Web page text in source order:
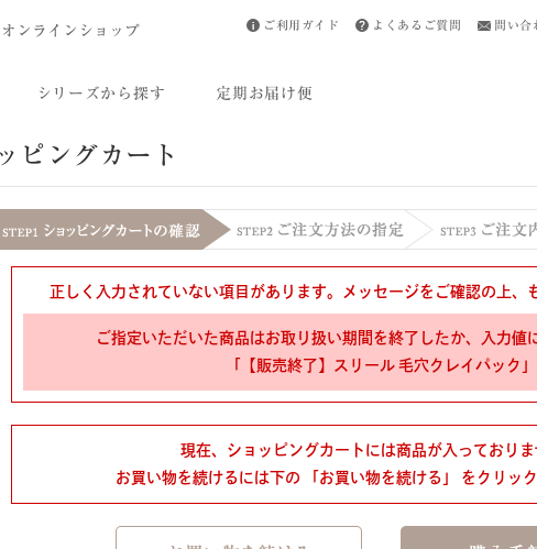
オンラインショップ ご利用ガイド よくあるご質問 問い合
シリーズから探す 定期お届け便
ピングカート
正しく入力されていない項目があります。メッセージをご確認の上、
ご指定いただいた商品はお取り扱い期間を終了したか、入力値
「【販売終了】スリール 毛穴クレイパック」
現在、ショッピングカートには商品が入っておりま
お買い物を続けるには下の 「お買い物を続ける」 をクリック